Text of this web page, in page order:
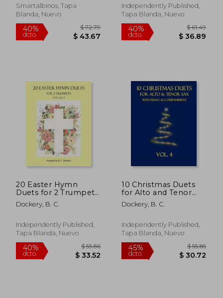
40%
dcto.
40%
dcto.
Smartalbinos, Tapa
Blanda, Nuevo
Independently Published,
Tapa Blanda, Nuevo
20 Easter Hymn
Duets for 2 Trumpets:
Vols. 1 & 2 (en Inglés)
Dockery, B. C.
Independently Published,
Tapa Blanda, Nuevo
10 Christmas Duets
for Alto and Tenor
Sax with Piano
Accompaniment: Vol.
Dockery, B. C.
Independently Published,
Tapa Blanda, Nuevo